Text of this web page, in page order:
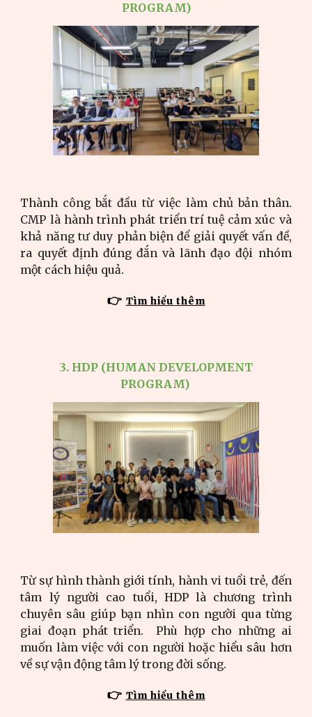
PROGRAM)
Thành công bắt đầu từ việc làm chủ bản thân.
CMP là hành trình phát triển trí tuệ cảm xúc và
khả năng tư duy phản biện để giải quyết vấn đề,
ra quyết định đúng đắn và lãnh đạo đội nhóm
một cách hiệu quả.
👉 Tìm hiểu thêm
3. HDP (HUMAN DEVELOPMENT
PROGRAM)
Từ sự hình thành giới tính, hành vi tuổi trẻ, đến
tâm lý người cao tuổi, HDP là chương trình
chuyên sâu giúp bạn nhìn con người qua từng
giai đoạn phát triển. Phù hợp cho những ai
muốn làm việc với con người hoặc hiểu sâu hơn
về sự vận động tâm lý trong đời sống.
👉 Tìm hiểu thêm